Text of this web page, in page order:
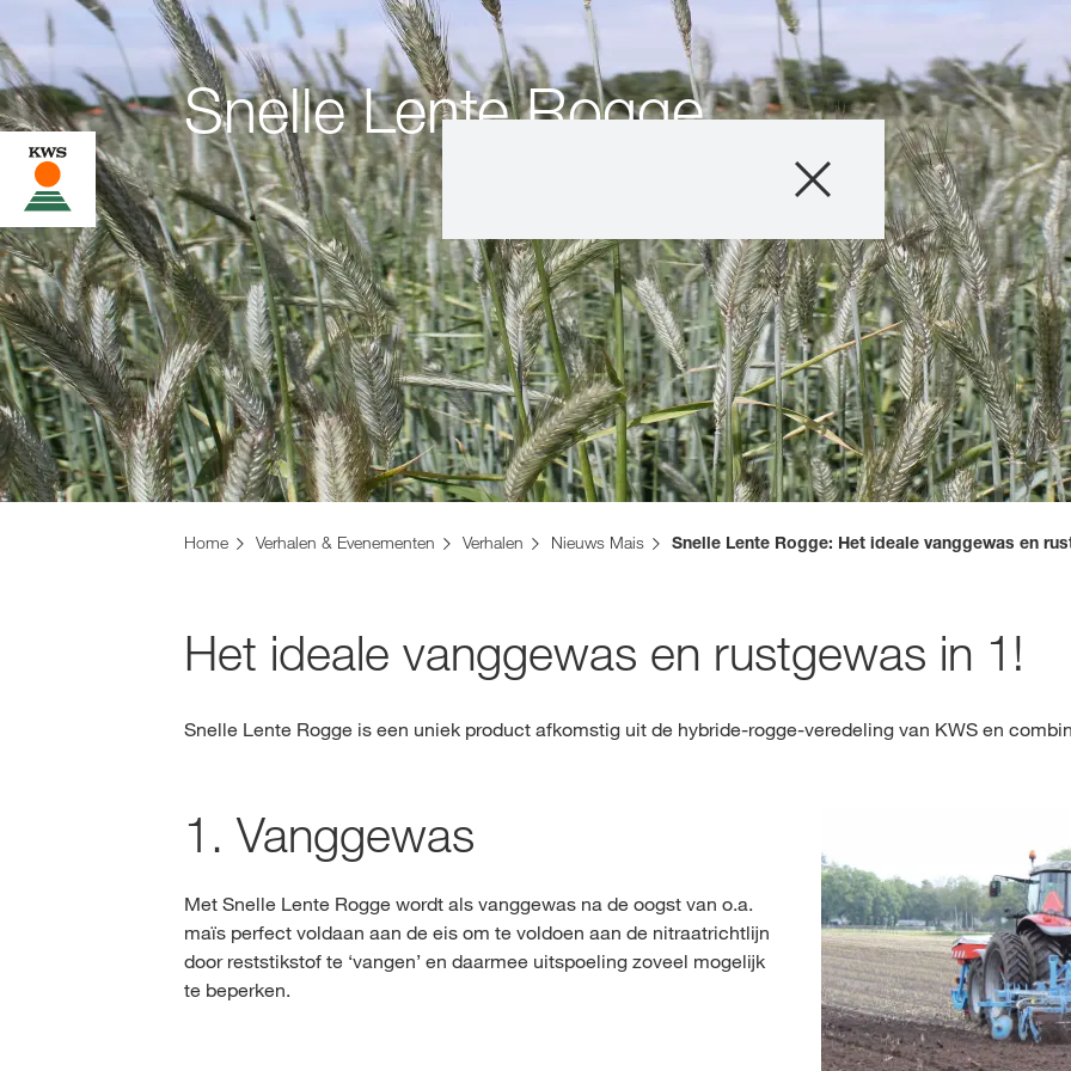
Producten
Advies
Verhalen &
Digitale
Over ons
français
U bent op de KWS-website voor België. Er bestaat een alternatieve webpagina in uw land voor deze pagina:
Home Verhalen & Evenementen Verhalen Nieuws Mais Snelle Lente Rogge: Het ideale vanggewas en
Snelle Lente Rogge
Het ideale vanggewas en rustgewas in 1!
Snelle Lente Rogge is een uniek product afkomstig uit de hybride-rogge-veredeling van KWS en
1. Vanggewas
Met Snelle Lente Rogge wordt als vanggewas na de oogst van o.a.
maïs perfect voldaan aan de eis om te voldoen aan de nitraatrichtlijn
door reststikstof te ‘vangen’ en daarmee uitspoeling zoveel mogelijk
te beperken.